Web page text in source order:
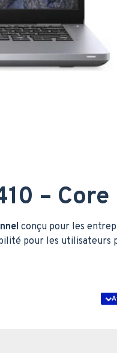
–
conçu pour les
pour les utilisateurs